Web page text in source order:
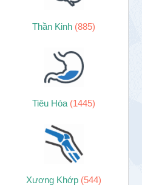
Thần Kinh (885)
Tiêu Hóa (1445)
Xương Khớp (544)